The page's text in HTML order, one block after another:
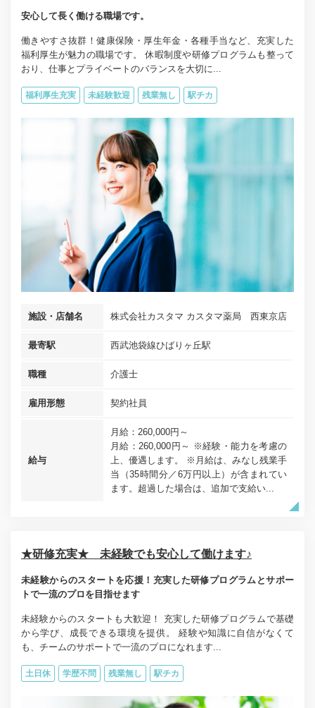
安心して長く働ける職場です。
働きやすさ抜群！健康保険・厚生年金・各種手当など、充実した
福利厚生が魅力の職場です。 休暇制度や研修プログラムも整って
おり、仕事とプライベートのバランスを大切に...
福利厚生充実 未経験歓迎 残業無し 駅チカ
施設・店舗名 株式会社カスタマ カスタマ薬局 西東京店
最寄駅 西武池袋線ひばりヶ丘駅
職種 介護士
雇用形態 契約社員
給与
月給：260,000円～
月給：260,000円～ ※経験・能力を考慮の
上、優遇します。 ※月給は、みなし残業手
当（35時間分／6万円以上）が含まれてい
ます。超過した場合は、追加で支給い...
★研修充実★ 未経験でも安心して働けます♪
未経験からのスタートを応援！充実した研修プログラムとサポー
トで一流のプロを目指せます
未経験からのスタートも大歓迎！ 充実した研修プログラムで基礎
から学び、成長できる環境を提供。 経験や知識に自信がなくて
も、チームのサポートで一流のプロになれます...
土日休 学歴不問 残業無し 駅チカ